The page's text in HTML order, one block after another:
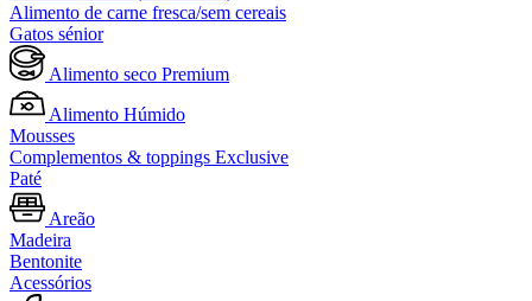
Alimento de carne fresca/sem cereais
Gatos sénior
Alimento seco Premium
Alimento Húmido
Mousses
Complementos & toppings Exclusive
Paté
Areão
Madeira
Bentonite
Acessórios